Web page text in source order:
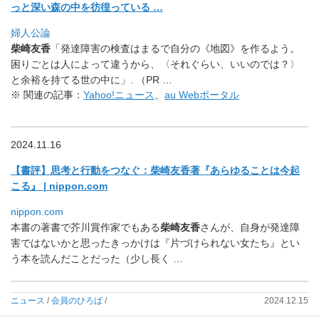
っと深い森の中を彷徨っている …
婦人公論
柴崎友香 「発達障害の検査はまるで自分の《地図》を作るよう。
困りごとは人によって違うから、〈それぐらい、いいのでは？〉
と余裕を持てる世の中に」. （PR …
※ 関連の記事： Yahoo!ニュース au Webポータル
2024.11.16
【書評】思考と行動をつなぐ：柴崎友香著『あらゆることは今起
こる』 | nippon.com
nippon.com
本書の著書で芥川賞作家でもある柴崎友香さんが、
自身が発達障
害ではないかと思ったきっかけは『片づけられない女たち』とい
う本を読んだことだった（少し長く
…
ニュース /会員のひろば / 2024.12.15